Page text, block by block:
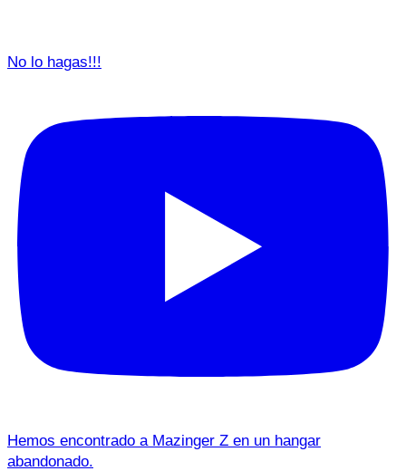
No lo hagas!!!
Hemos encontrado a Mazinger Z en un hangar
abandonado.